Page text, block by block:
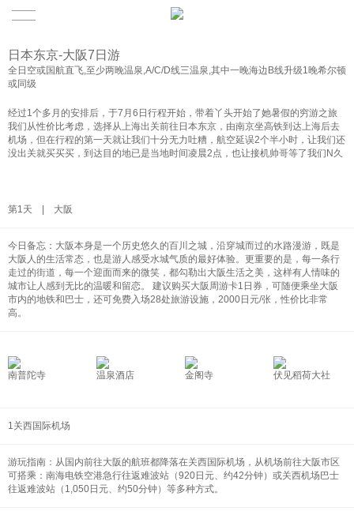
日本东京-大阪7日游
全日空或国航直飞,至少两晚温泉,A/C/D线三温泉,其中一晚海边B线升级1晚希尔顿
或同级
经过1个多月的安排后，于7月6日行程开始，带着丫头开始了她暑假的穷游之旅
我们从性价比考虑，选择从上海出关前往日本东京，由南京坐高铁到达上海后去
机场，但在行程的第一天就让我们十分无力吐糟，航空延误2个半小时，让我们还
没出关就买买买，到达目的地已是当地时间凌晨2点，也让接机帅哥等了我们N久
第1天 | 大阪
今日备忘：大阪本身是一个历史悠久的百川之城，沿穿城而过的水路漫游，既是
大阪人的生活常态，也是游人感受水城气质的最好体验。更重要的是，每一条行
走过的街道，每一个迎面而来的微笑，都勾勒出大阪生活之美，这样有人情味的
城市让人感到无比的温暖和留恋。 建议购买大阪周游卡1日券，可随便乘坐大阪
市内的地铁和巴士，还可免费入场28处旅游设施，2000日元/张，性价比非常
高。
南普陀寺 温泉酒店 金阁寺 伏见稻荷大社
1关西国际机场
游玩指南：从国内前往大阪的航班都降落在关西国际机场，从机场前往大阪市区
可搭乘：南海电铁空港急行往返难波站（920日元、约42分钟）或关西机场巴士
往返难波站（1,050日元、约50分钟）等多种方式。